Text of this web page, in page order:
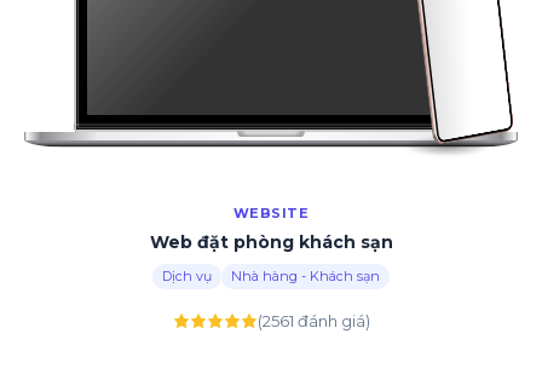
WEBSITE
Web đặt phòng khách sạn
Dịch vụ Nhà hàng - Khách sạn
(2561 đánh giá)